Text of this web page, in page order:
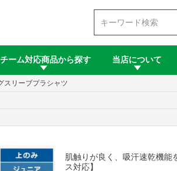
チーム対応商品から探す 当店について
スリーブプラシャツ
肌触りが良く、吸汗速乾機能
ス対応】